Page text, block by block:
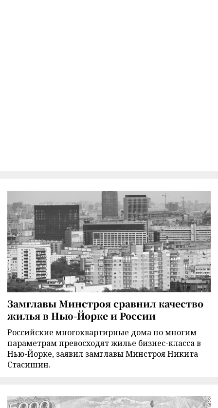
Замглавы Минстроя сравнил качество
жилья в Нью-Йорке и России
Российские многоквартирные дома по многим
параметрам превосходят жилье бизнес-класса в
Нью-Йорке, заявил замглавы Минстроя Никита
Стасишин.